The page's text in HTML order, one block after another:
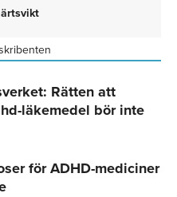
Rätten att
läkemedel bör inte
för ADHD-mediciner